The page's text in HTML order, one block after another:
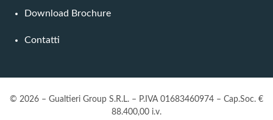
Download Brochure
Contatti
© 2026 – Gualtieri Group S.R.L. – P.IVA 01683460974 – Cap.Soc. €
88.400,00 i.v.